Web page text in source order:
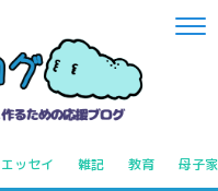
エッセイ 雑記 教育 母子